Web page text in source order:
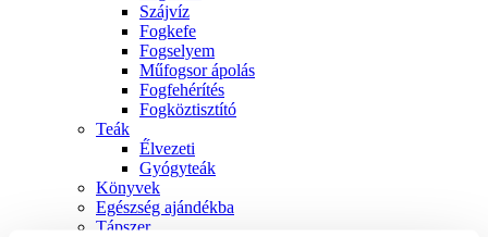
Szájvíz
Fogkefe
Fogselyem
Műfogsor ápolás
Fogfehérítés
Fogköztisztító
Teák
É́lvezeti
Gyógyteák
Könyvek
Egészség ajándékba
Tápszer